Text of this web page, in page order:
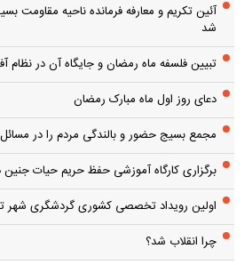
آئین تکریم و معارفه فرمانده ناحیه مقاومت
شد
تبیین فلسفه ماه رمضان و جایگاه آن در نظام
دعای روز اول ماه مبارک رمضان
مجمع بسیج حضور و بالندگی مردم را در
برگزاری کارگاه آموزشی حفظ حریم حیات
اولین رویداد تخصصی کشوری گردشگری شهر
چرا انقلاب شد؟